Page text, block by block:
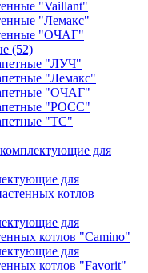
"Vaillant"
"Лемакс"
"ОЧАГ"
(52)
"ЛУЧ"
"Лемакс"
"ОЧАГ"
"РОСС"
"ТС"
для
для
котлов
для
котлов "Camino"
для
котлов "Favorit"